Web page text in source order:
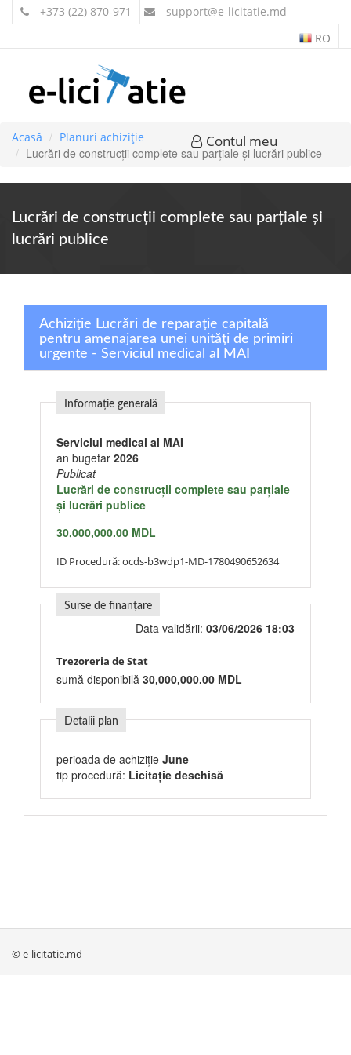
+373 (22) 870-971 support@e-licitatie.md
RO
Contul meu
Acasă Planuri achiziție
Lucrări de construcţii complete sau parţiale şi lucrări publice
Lucrări de construcţii complete sau parţiale şi
lucrări publice
Achiziție Lucrări de reparație capitală
pentru amenajarea unei unități de primiri
urgente - Serviciul medical al MAI
Informație generală
Serviciul medical al MAI
an bugetar 2026
Publicat
Lucrări de construcţii complete sau parţiale
şi lucrări publice
30,000,000.00 MDL
ID Procedură:ocds-b3wdp1-MD-1780490652634
Surse de finanțare
Data validării: 03/06/2026 18:03
Trezoreria de Stat
sumă disponibilă 30,000,000.00 MDL
Detalii plan
perioada de achiziție June
tip procedură: Licitație deschisă
© e-licitatie.md